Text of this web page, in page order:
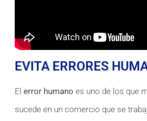
EVITA ERRORES
El error humano es uno de los que
sucede en un comercio que se